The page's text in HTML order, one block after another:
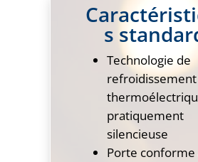
s
Technologie de
refroidissement
pratiquement
silencieuse
Porte conforme